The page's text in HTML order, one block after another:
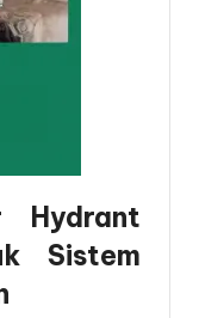
Hydrant
Sistem